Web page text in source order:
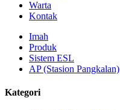
Warta
Kontak
Imah
Produk
Sistem ESL
AP (Stasion Pangkalan)
Kategori